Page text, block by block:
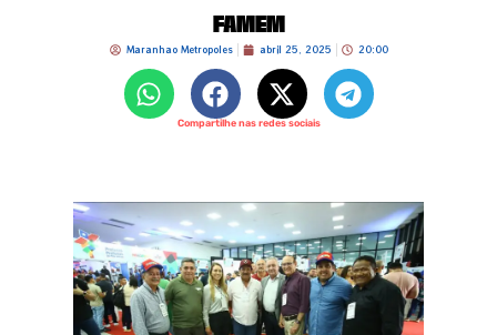
FAMEM
Maranhao Metropoles abril 25, 2025 20:00
Compartilhe nas redes sociais